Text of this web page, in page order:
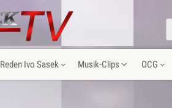
Reden Ivo Sasek Musik-Clips OCG